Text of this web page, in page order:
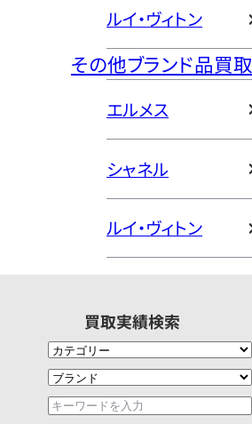
ルイ・ヴィトン
その他ブランド品買取
エルメス
シャネル
ルイ・ヴィトン
買取実績検索